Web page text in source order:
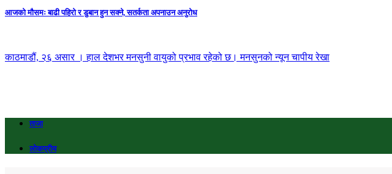
आजको मौसमः बाढी पहिराे र डुबान हुन सक्ने, सतर्कता अपनाउन अनुराेध
काठमाडौं, २६ असार । हाल देशभर मनसुनी वायुको प्रभाव रहेको छ। मनसुनको न्यून चापीय रेखा
ताजा
लोकप्रीय